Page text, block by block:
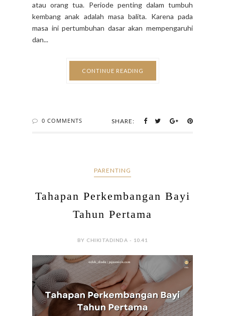
atau orang tua. Periode penting dalam tumbuh
kembang anak adalah masa balita. Karena pada
masa ini pertumbuhan dasar akan mempengaruhi
dan...
CONTINUE READING
0 COMMENTS SHARE:
PARENTING
Tahapan Perkembangan Bayi
Tahun Pertama
BY CHIKITADINDA - 10.41